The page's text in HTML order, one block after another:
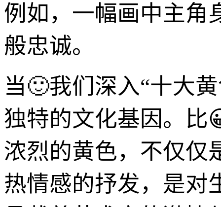
例如，一幅画中主角
般忠诚。
当🙂我们深入“十大
独特的文化基因。比
浓烈的黄色，不仅仅
热情感的抒发，是对